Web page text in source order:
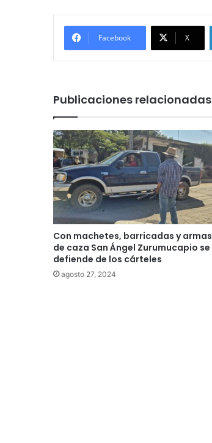
Facebook X
Publicaciones relacionadas
Con machetes, barricadas y armas
de caza San Ángel Zurumucapio se
defiende de los cárteles
agosto 27, 2024